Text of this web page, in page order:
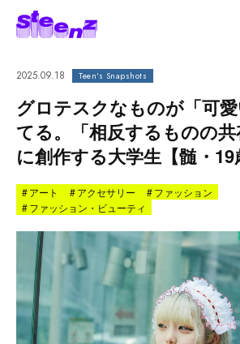
2025.09.18 Teen's Snapshots
グロテスクなものが「可
てる。「相反するものの
に創作する大学生【髄・19
#アート #アクセサリー #ファッション
#ファッション・ビューティ